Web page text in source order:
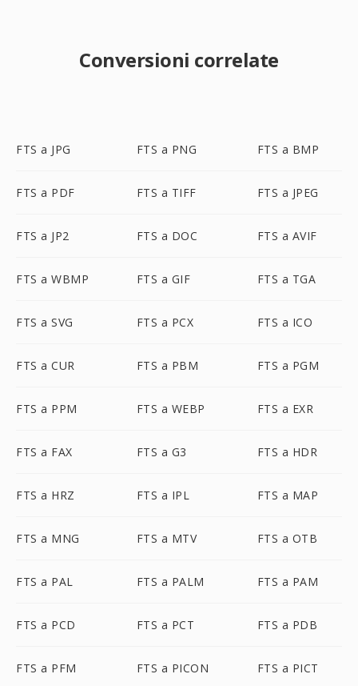
Conversioni correlate
FTS a JPG FTS a PNG FTS a BMP
FTS a PDF FTS a TIFF FTS a JPEG
FTS a JP2 FTS a DOC FTS a AVIF
FTS a WBMP FTS a GIF FTS a TGA
FTS a SVG FTS a PCX FTS a ICO
FTS a CUR FTS a PBM FTS a PGM
FTS a PPM FTS a WEBP FTS a EXR
FTS a FAX FTS a G3 FTS a HDR
FTS a HRZ FTS a IPL FTS a MAP
FTS a MNG FTS a MTV FTS a OTB
FTS a PAL FTS a PALM FTS a PAM
FTS a PCD FTS a PCT FTS a PDB
FTS a PFM FTS a PICON FTS a PICT